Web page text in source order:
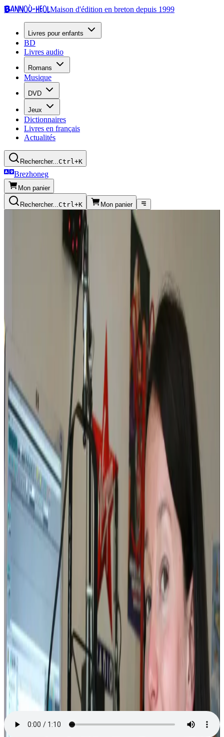
Bannoù-heolMaison d'édition en breton depuis 1999
Livres pour enfants
BD
Livres audio
Romans
Musique
DVD
Jeux
Dictionnaires
Livres en français
Actualités
Rechercher...Ctrl+K
Brezhoneg
Mon panier
Rechercher...Ctrl+K Mon panier
Les infos par Aurélie Flahaut
20 novembre 2006
Europe 2